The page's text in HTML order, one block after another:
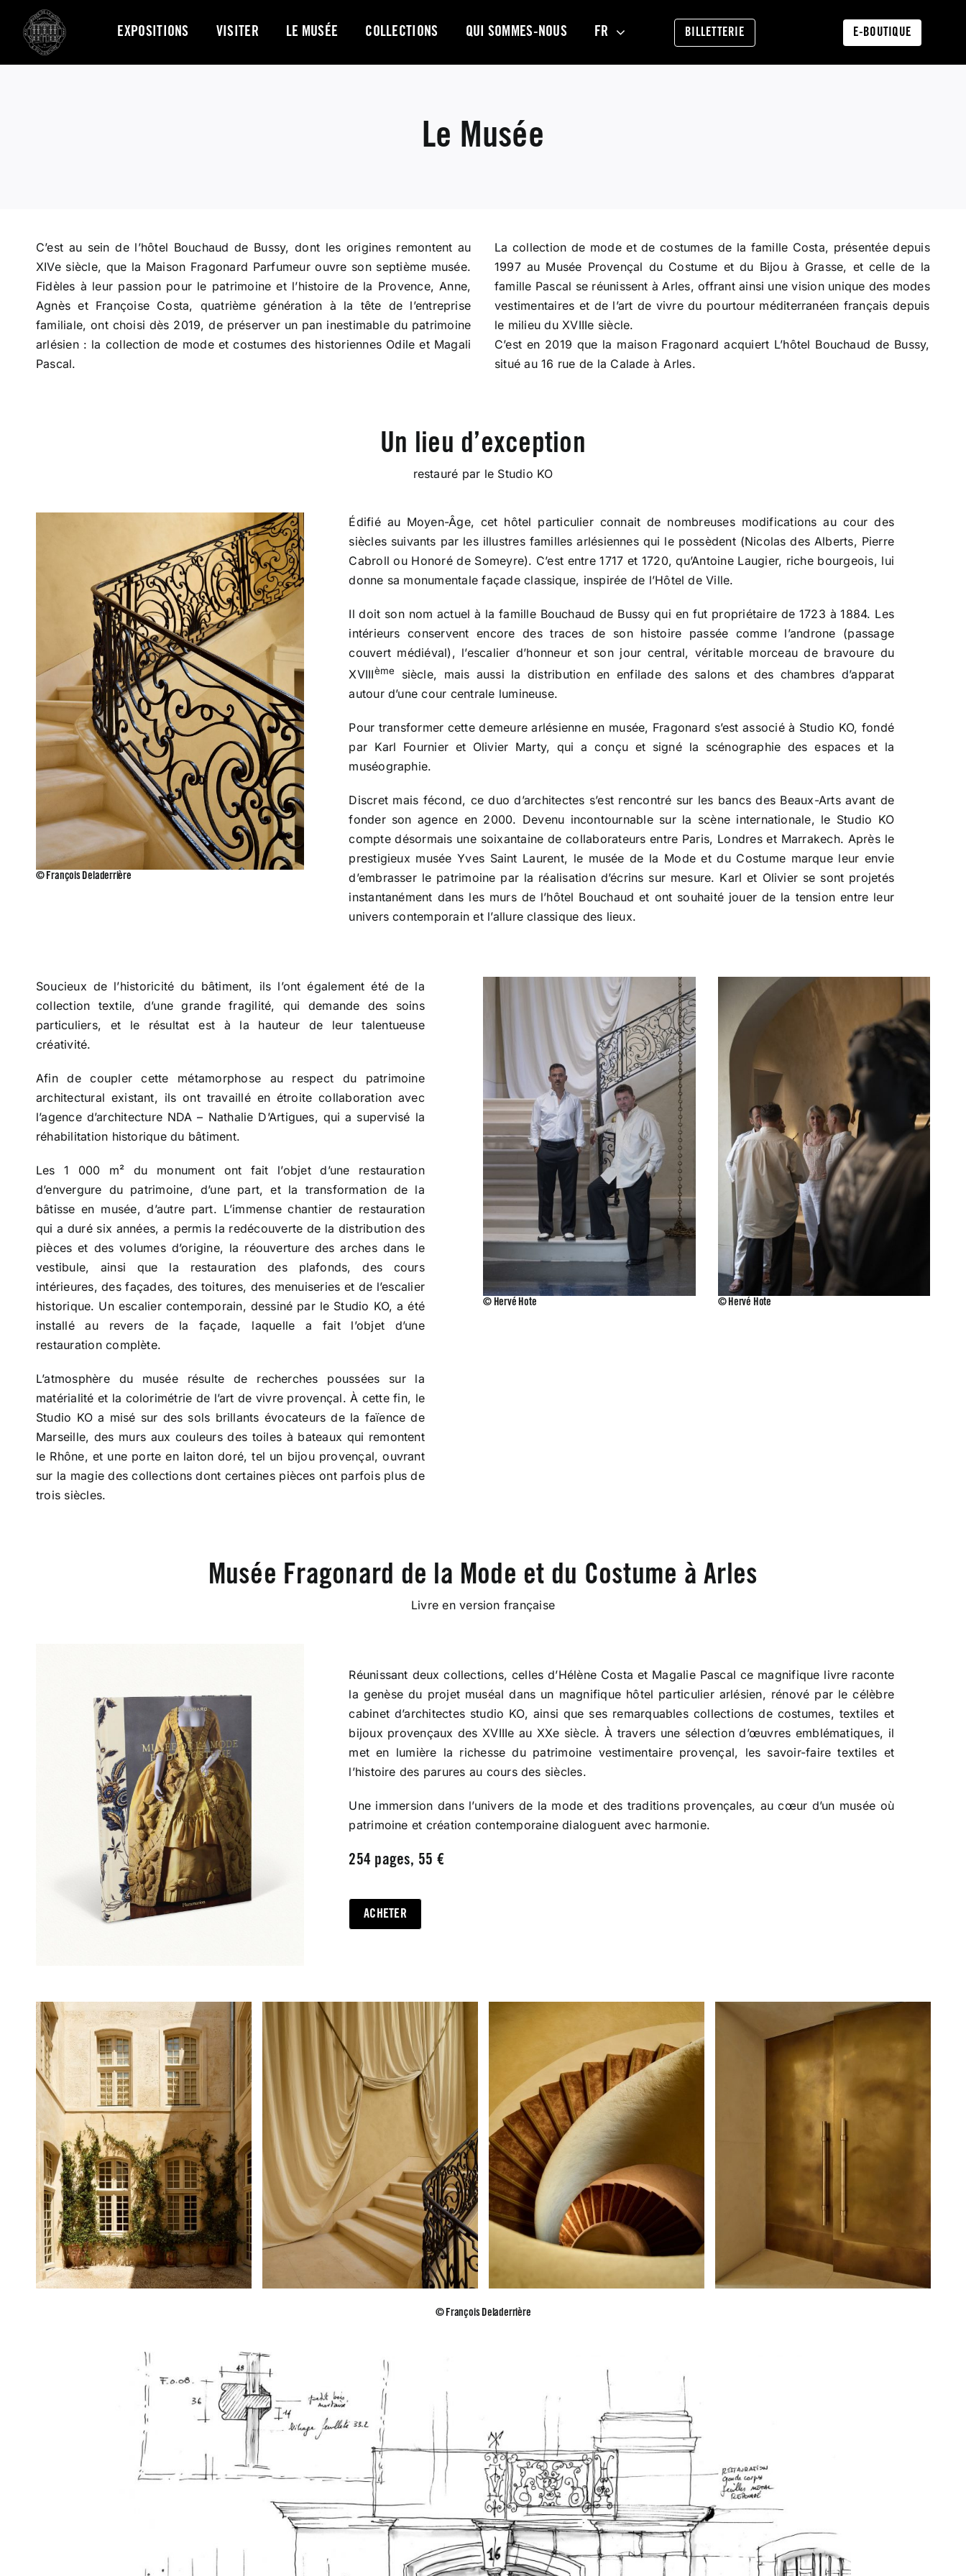
content
EXPOSITIONS VISITER LE MUSÉE COLLECTIONS QUI SOMMES-NOUS FR BILLETTERIE E-BOUTIQUE
Le Musée
C’est au sein de l’hôtel Bouchaud de Bussy, dont les origines remontent au
XIVe siècle, que la Maison Fragonard Parfumeur ouvre son septième musée.
Fidèles à leur passion pour le patrimoine et l’histoire de la Provence, Anne,
Agnès et Françoise Costa, quatrième génération à la tête de l’entreprise
familiale, ont choisi dès 2019, de préserver un pan inestimable du patrimoine
arlésien : la collection de mode et costumes des historiennes Odile et Magali
Pascal.
La collection de mode et de costumes de la famille Costa, présentée depuis
1997 au Musée Provençal du Costume et du Bijou à Grasse, et celle de la
famille Pascal se réunissent à Arles, offrant ainsi une vision unique des modes
vestimentaires et de l’art de vivre du pourtour méditerranéen français depuis
le milieu du XVIIIe siècle.
C’est en 2019 que la maison Fragonard acquiert L’hôtel Bouchaud de Bussy,
situé au 16 rue de la Calade à Arles.
Un lieu d’exception
restauré par le Studio KO
© François Deladerrière
Édifié au Moyen-Âge, cet hôtel particulier connait de nombreuses modifications au cour des
siècles suivants par les illustres familles arlésiennes qui le possèdent (Nicolas des Alberts, Pierre
Cabroll ou Honoré de Someyre). C’est entre 1717 et 1720, qu’Antoine Laugier, riche bourgeois, lui
donne sa monumentale façade classique, inspirée de l’Hôtel de Ville.
Il doit son nom actuel à la famille Bouchaud de Bussy qui en fut propriétaire de 1723 à 1884. Les
intérieurs conservent encore des traces de son histoire passée comme l’androne (passage
couvert médiéval), l’escalier d’honneur et son jour central, véritable morceau de bravoure du
XVIIIème
siècle, mais aussi la distribution en enfilade des salons et des chambres d’apparat
autour d’une cour centrale lumineuse.
Pour transformer cette demeure arlésienne en musée, Fragonard s’est associé à Studio KO, fondé
par Karl Fournier et Olivier Marty, qui a conçu et signé la scénographie des espaces et la
muséographie.
Discret mais fécond, ce duo d’architectes s’est rencontré sur les bancs des Beaux-Arts avant de
fonder son agence en 2000. Devenu incontournable sur la scène internationale, le Studio KO
compte désormais une soixantaine de collaborateurs entre Paris, Londres et Marrakech. Après le
prestigieux musée Yves Saint Laurent, le musée de la Mode et du Costume marque leur envie
d’embrasser le patrimoine par la réalisation d’écrins sur mesure. Karl et Olivier se sont projetés
instantanément dans les murs de l’hôtel Bouchaud et ont souhaité jouer de la tension entre leur
univers contemporain et l’allure classique des lieux.
Soucieux de l’historicité du bâtiment, ils l’ont également été de la
collection textile, d’une grande fragilité, qui demande des soins
particuliers, et le résultat est à la hauteur de leur talentueuse
créativité.
Afin de coupler cette métamorphose au respect du patrimoine
architectural existant, ils ont travaillé en étroite collaboration avec
l’agence d’architecture NDA – Nathalie D’Artigues, qui a supervisé la
réhabilitation historique du bâtiment.
Les 1 000 m² du monument ont fait l’objet d’une restauration
d’envergure du patrimoine, d’une part, et la transformation de la
bâtisse en musée, d’autre part. L’immense chantier de restauration
qui a duré six années, a permis la redécouverte de la distribution des
pièces et des volumes d’origine, la réouverture des arches dans le
vestibule, ainsi que la restauration des plafonds, des cours
intérieures, des façades, des toitures, des menuiseries et de l’escalier
historique. Un escalier contemporain, dessiné par le Studio KO, a été
installé au revers de la façade, laquelle a fait l’objet d’une
restauration complète.
L’atmosphère du musée résulte de recherches poussées sur la
matérialité et la colorimétrie de l’art de vivre provençal. À cette fin, le
Studio KO a misé sur des sols brillants évocateurs de la faïence de
Marseille, des murs aux couleurs des toiles à bateaux qui remontent
le Rhône, et une porte en laiton doré, tel un bijou provençal, ouvrant
sur la magie des collections dont certaines pièces ont parfois plus de
trois siècles.
© Hervé Hote © Hervé Hote
Musée Fragonard de la Mode et du Costume à Arles
Livre en version française
Réunissant deux collections, celles d’Hélène Costa et Magalie Pascal ce magnifique livre raconte
la genèse du projet muséal dans un magnifique hôtel particulier arlésien, rénové par le célèbre
cabinet d’architectes studio KO, ainsi que ses remarquables collections de costumes, textiles et
bijoux provençaux des XVIIIe au XXe siècle. À travers une sélection d’œuvres emblématiques, il
met en lumière la richesse du patrimoine vestimentaire provençal, les savoir-faire textiles et
l’histoire des parures au cours des siècles.
Une immersion dans l’univers de la mode et des traditions provençales, au cœur d’un musée où
patrimoine et création contemporaine dialoguent avec harmonie.
254 pages, 55 €
ACHETER
© François Deladerrière